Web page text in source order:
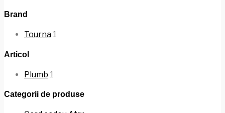
Brand
Tourna 1
Articol
Plumb 1
Categorii de produse